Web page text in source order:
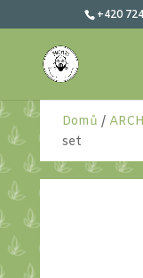
+420
Domů /
set